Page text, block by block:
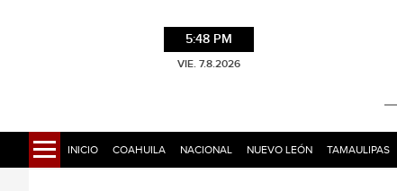
5:48 PM
VIE. 7.8.2026
INICIO COAHUILA NACIONAL NUEVO LEÓN TAMAULIPAS